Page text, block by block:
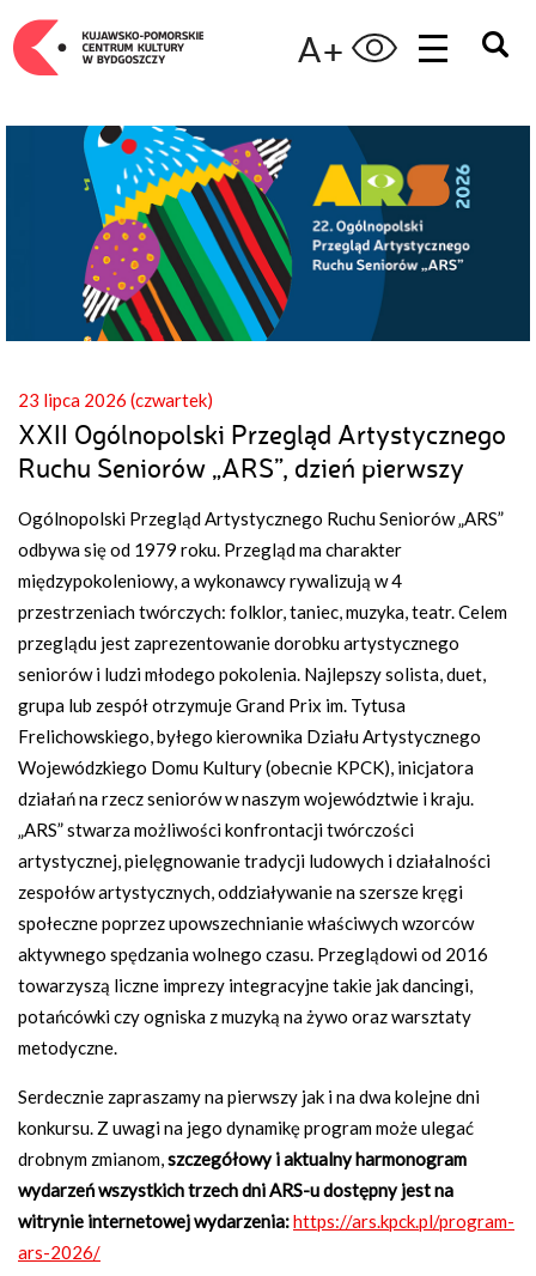
A+
23 lipca 2026 (czwartek)
XXII Ogólnopolski Przegląd Artystycznego
Ruchu Seniorów „ARS”, dzień pierwszy
Ogólnopolski Przegląd Artystycznego Ruchu Seniorów „ARS”
odbywa się od 1979 roku. Przegląd ma charakter
międzypokoleniowy, a wykonawcy rywalizują w 4
przestrzeniach twórczych: folklor, taniec, muzyka, teatr. Celem
przeglądu jest zaprezentowanie dorobku artystycznego
seniorów i ludzi młodego pokolenia. Najlepszy solista, duet,
grupa lub zespół otrzymuje Grand Prix im. Tytusa
Frelichowskiego, byłego kierownika Działu Artystycznego
Wojewódzkiego Domu Kultury (obecnie KPCK), inicjatora
działań na rzecz seniorów w naszym województwie i kraju.
„ARS” stwarza możliwości konfrontacji twórczości
artystycznej, pielęgnowanie tradycji ludowych i działalności
zespołów artystycznych, oddziaływanie na szersze kręgi
społeczne poprzez upowszechnianie właściwych wzorców
aktywnego spędzania wolnego czasu. Przeglądowi od 2016
towarzyszą liczne imprezy integracyjne takie jak dancingi,
potańcówki czy ogniska z muzyką na żywo oraz warsztaty
metodyczne.
Serdecznie zapraszamy na pierwszy jak i na dwa kolejne dni
konkursu. Z uwagi na jego dynamikę program może ulegać
drobnym zmianom,szczegółowy i aktualny harmonogram
wydarzeń wszystkich trzech dni ARS-u dostępny jest na
witrynie internetowej wydarzenia:https://ars.kpck.pl/program-
ars-2026/